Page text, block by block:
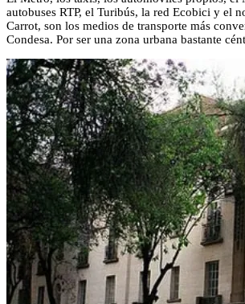
autobuses RTP, el Turibús, la red Ecobici y el
Carrot, son los medios de transporte más
Condesa. Por ser una zona urbana bastante